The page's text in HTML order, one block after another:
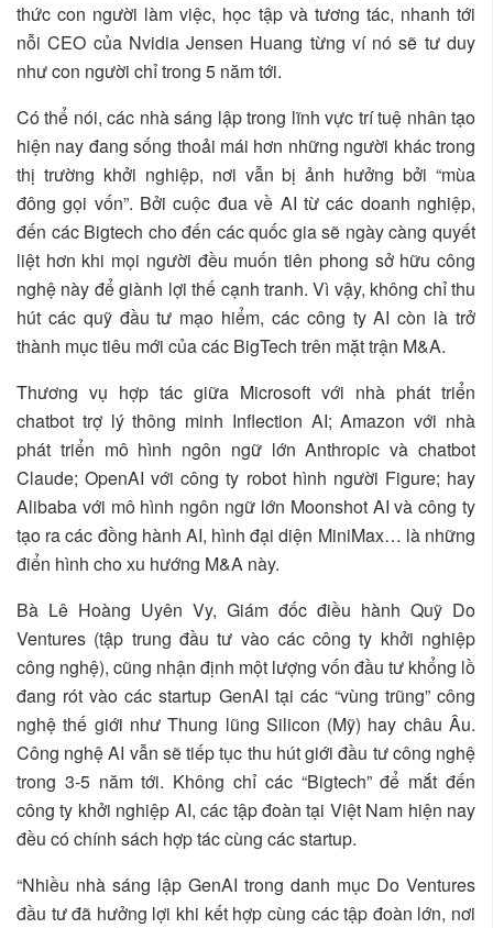
thức con người làm việc, học tập và tương tác, nhanh tới
nỗi CEO của Nvidia Jensen Huang từng ví nó sẽ tư duy
như con người chỉ trong 5 năm tới.
Có thể nói, các nhà sáng lập trong lĩnh vực trí tuệ nhân tạo
hiện nay đang sống thoải mái hơn những người khác trong
thị trường khởi nghiệp, nơi vẫn bị ảnh hưởng bởi “mùa
đông gọi vốn”. Bởi cuộc đua về AI từ các doanh nghiệp,
đến các Bigtech cho đến các quốc gia sẽ ngày càng quyết
liệt hơn khi mọi người đều muốn tiên phong sở hữu công
nghệ này để giành lợi thế cạnh tranh. Vì vậy, không chỉ thu
hút các quỹ đầu tư mạo hiểm, các công ty AI còn là trở
thành mục tiêu mới của các BigTech trên mặt trận M&A.
Thương vụ hợp tác giữa Microsoft với nhà phát triển
chatbot trợ lý thông minh Inflection AI; Amazon với nhà
phát triển mô hình ngôn ngữ lớn Anthropic và chatbot
Claude; OpenAI với công ty robot hình người Figure; hay
Alibaba với mô hình ngôn ngữ lớn Moonshot AI và công ty
tạo ra các đồng hành AI, hình đại diện MiniMax… là những
điển hình cho xu hướng M&A này.
Bà Lê Hoàng Uyên Vy, Giám đốc điều hành Quỹ Do
Ventures (tập trung đầu tư vào các công ty khởi nghiệp
công nghệ), cũng nhận định một lượng vốn đầu tư khổng lồ
đang rót vào các startup GenAI tại các “vùng trũng” công
nghệ thế giới như Thung lũng Silicon (Mỹ) hay châu Âu.
Công nghệ AI vẫn sẽ tiếp tục thu hút giới đầu tư công nghệ
trong 3-5 năm tới. Không chỉ các “Bigtech” để mắt đến
công ty khởi nghiệp AI, các tập đoàn tại Việt Nam hiện nay
đều có chính sách hợp tác cùng các startup.
“Nhiều nhà sáng lập GenAI trong danh mục Do Ventures
đầu tư đã hưởng lợi khi kết hợp cùng các tập đoàn lớn, nơi